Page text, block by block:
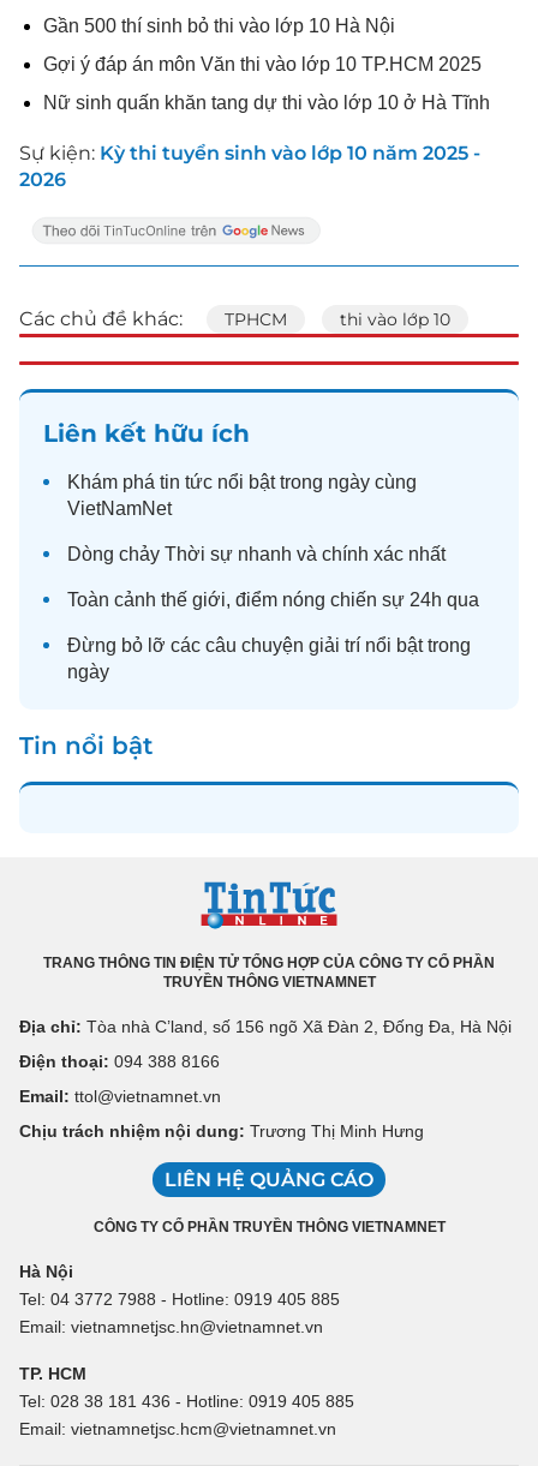
Gần 500 thí sinh bỏ thi vào lớp 10 Hà Nội
Gợi ý đáp án môn Văn thi vào lớp 10 TP.HCM 2025
Nữ sinh quấn khăn tang dự thi vào lớp 10 ở Hà Tĩnh
Sự kiện: Kỳ thi tuyển sinh vào lớp 10 năm 2025 -
2026
Các chủ đề khác: TPHCM thi vào lớp 10
Liên kết hữu ích
Khám phá tin tức nổi bật trong ngày cùng
VietNamNet
Dòng chảy Thời sự nhanh và chính xác nhất
Toàn cảnh thế giới, điểm nóng chiến sự 24h qua
Đừng bỏ lỡ các câu chuyện giải trí nổi bật trong
ngày
Tin nổi bật
TRANG THÔNG TIN ĐIỆN TỬ TỔNG HỢP CỦA CÔNG TY CỔ PHẦN
TRUYỀN THÔNG VIETNAMNET
Địa chỉ: Tòa nhà C’land, số 156 ngõ Xã Đàn 2, Đống Đa, Hà Nội
Điện thoại: 094 388 8166
Email: ttol@vietnamnet.vn
Chịu trách nhiệm nội dung: Trương Thị Minh Hưng
LIÊN HỆ QUẢNG CÁO
CÔNG TY CỔ PHẦN TRUYỀN THÔNG VIETNAMNET
Hà Nội
Tel: 04 3772 7988 - Hotline: 0919 405 885
Email: vietnamnetjsc.hn@vietnamnet.vn
TP. HCM
Tel: 028 38 181 436 - Hotline: 0919 405 885
Email: vietnamnetjsc.hcm@vietnamnet.vn